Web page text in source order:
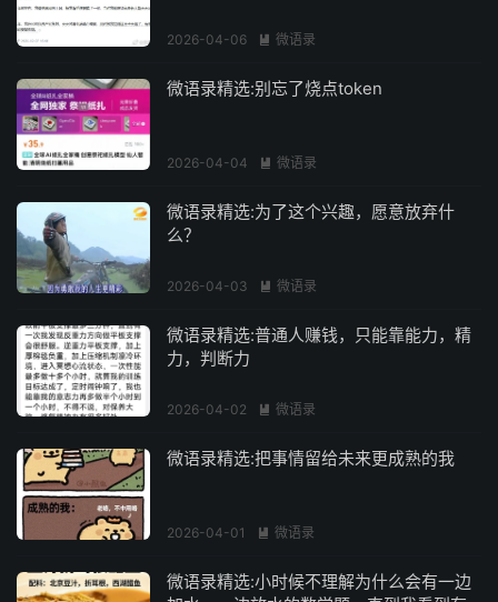
2026-04-06  微语录
微语录精选:别忘了烧点token
2026-04-04  微语录
微语录精选:为了这个兴趣，愿意放弃什
么？
2026-04-03  微语录
微语录精选:普通人赚钱，只能靠能力，精
力，判断力
2026-04-02  微语录
微语录精选:把事情留给未来更成熟的我
2026-04-01  微语录
微语录精选:小时候不理解为什么会有一边